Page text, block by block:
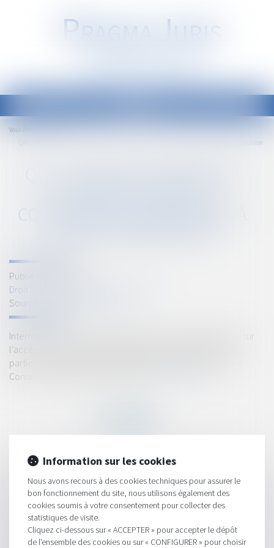
PRAGMA JURIS
Vous êtes ici :
QPC : accès des forces de l'ordre aux parties communes des immeubles à usage d’habitation
COMMUNES DES IMMEUBLES À
Publié le :
Droit immobilier
Source :
Interrogé par une question prioritaire de constitutionnalité sur
l’accès de la police et de la gendarmerie nationales aux
parties communes des immeubles à usage d’habitation, le
Conseil constitutionnel répond que...
HISTORIQUE
Compte courant d'associé débiteur : attention à l'extension de
la procédure collective de la société
Le droit du propriétaire à la démolition de tout empiétement
n’est pas soumis à un contrôle de proportionnalité
Information sur les cookies
Nous avons recours à des cookies techniques pour assurer le
bon fonctionnement du site, nous utilisons également des
cookies soumis à votre consentement pour collecter des
statistiques de visite.
Cliquez ci-dessous sur « ACCEPTER » pour accepter le dépôt
de l'ensemble des cookies ou sur « CONFIGURER » pour choisir